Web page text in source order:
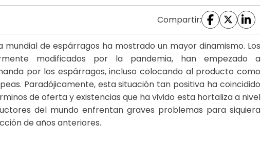
Compartir:
mundial de espárragos ha mostrado un mayor dinamismo. Los
modificados por la pandemia, han empezado a
por los espárragos, incluso colocando al producto como
Paradójicamente, esta situación tan positiva ha coincidido
de oferta y existencias que ha vivido esta hortaliza a nivel
del mundo enfrentan graves problemas para siquiera
de años anteriores.